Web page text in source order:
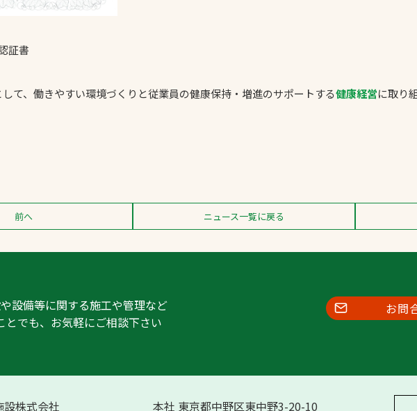
証書
て、働きやすい環境づくりと従業員の健康保持・増進のサポートする健康経営に取り
前へ ニュース一覧に戻る
設備等に関する施工や管理など
とでも、お気軽にご相談下さい
お問
設株式会社 本社 東京都中野区東中野3-20-10